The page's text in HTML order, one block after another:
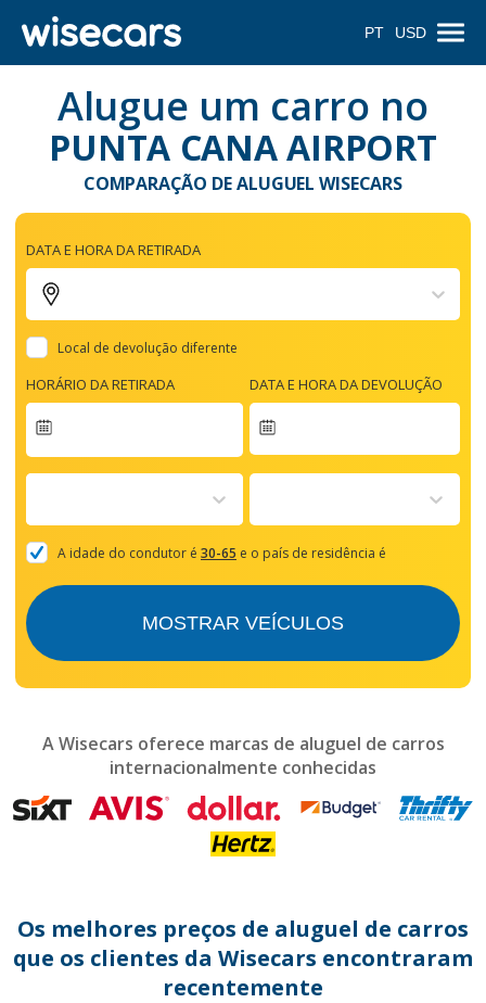
PT USD
Alugue um carro no
PUNTA CANA AIRPORT
COMPARAÇÃO DE ALUGUEL WISECARS
DATA E HORA DA RETIRADA
Local de devolução diferente
HORÁRIO DA RETIRADA
forward
with
the
and
mark
get
the
dates.
DATA E HORA DA DEVOLUÇÃO
A idade do condutor é 30-65 e o país de residência é
MOSTRAR VEÍCULOS
A Wisecars oferece marcas de aluguel de carros
internacionalmente conhecidas
Os melhores preços de aluguel de carros
que os clientes da Wisecars encontraram
recentemente